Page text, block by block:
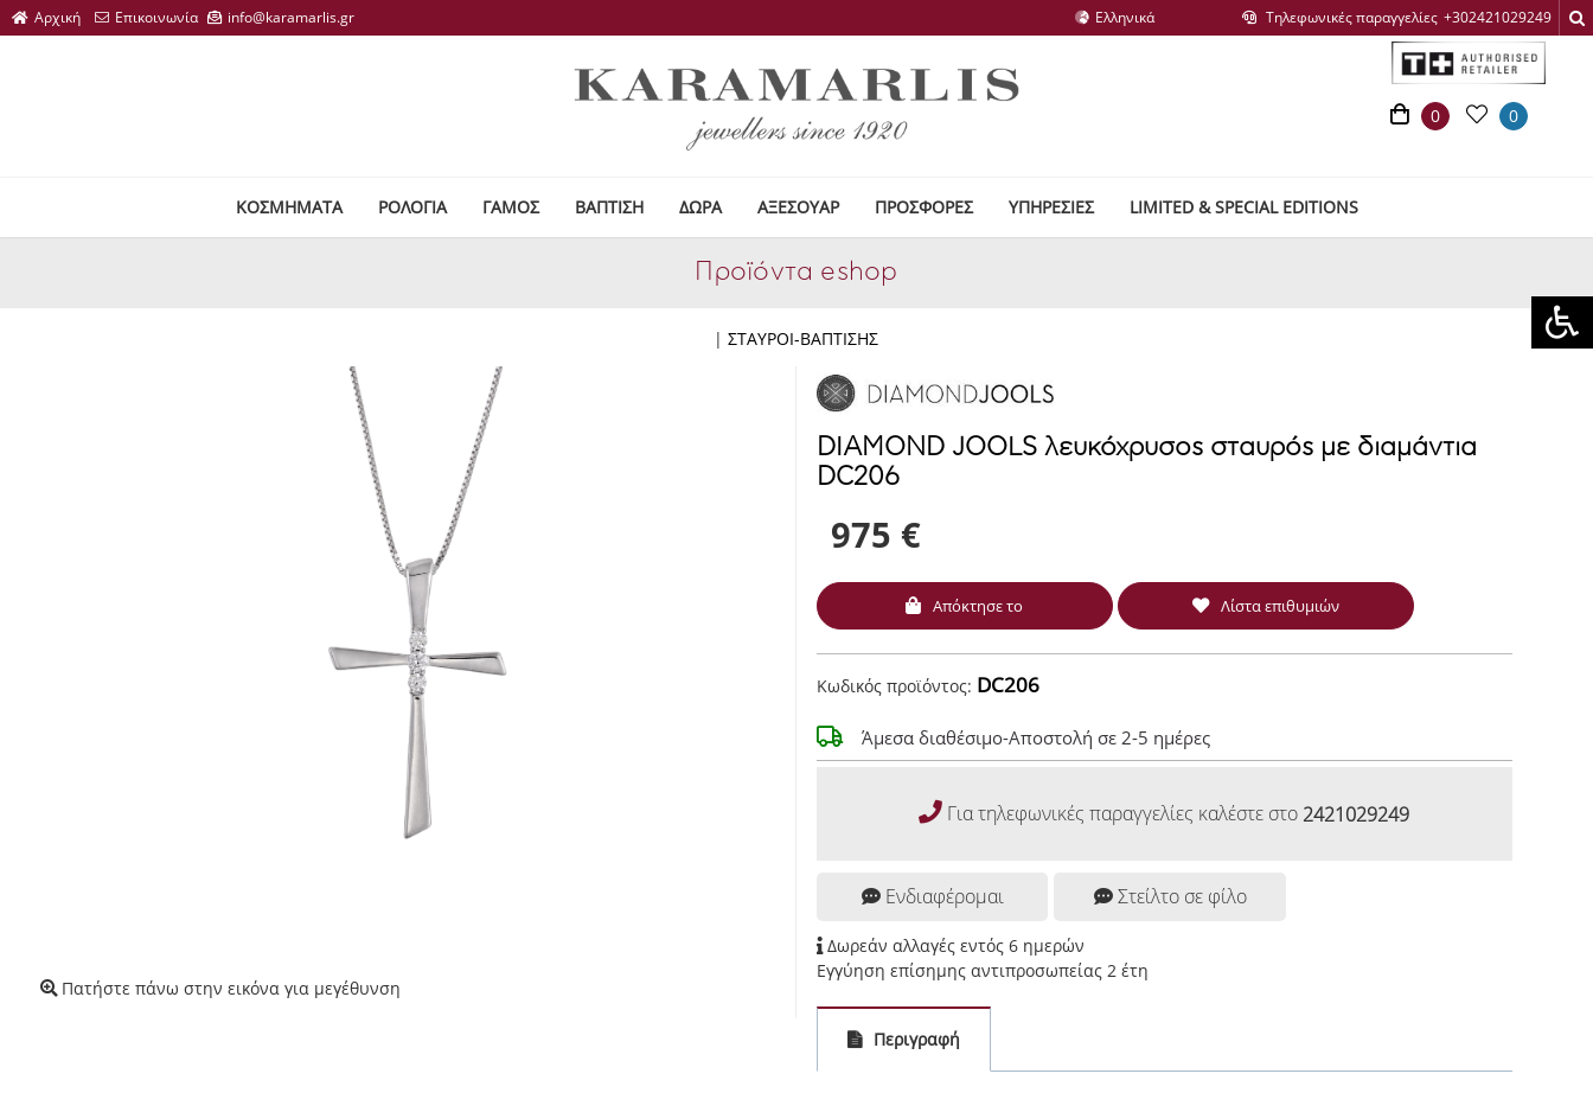
Τηλεφωνικές παραγγελίες
0 0
ΚΟΣΜΗΜΑΤΑ ΡΟΛΟΓΙΑ ΓΑΜΟΣ ΒΑΠΤΙΣΗ ΔΩΡΑ ΑΞΕΣΟΥΑΡ ΠΡΟΣΦΟΡΕΣ ΥΠΗΡΕΣΙΕΣ LIMITED & SPECIAL EDITIONS
Προϊόντα eshop
|ΣΤΑΥΡΟΙ-ΒΑΠΤΙΣΗΣ
Πατήστε πάνω στην εικόνα για μεγέθυνση
DIAMOND JOOLS λευκόχρυσοs σταυρόs με διαμάντια
DC206
975 €
Απόκτησε το Λίστα επιθυμιών
Κωδικός προϊόντος: DC206
Άμεσα διαθέσιμο-Αποστολή σε 2-5 ημέρες
Για τηλεφωνικές παραγγελίες καλέστε στο 2421029249
Ενδιαφέρομαι Στείλτο σε φίλο
Δωρεάν αλλαγές εντός 6 ημερών
Εγγύηση επίσημης αντιπροσωπείας 2 έτη
Περιγραφή